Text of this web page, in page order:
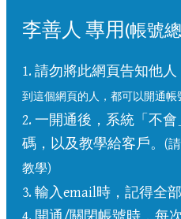
李善人 專用(帳號
1. 請勿將此網頁告知他
到這個網頁的人，都可以開通帳
2. 一開通後，系統「不
碼，以及教學給客戶。 (
教學)
3. 輸入email時，記得全